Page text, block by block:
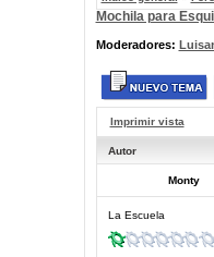
Mochila para
Moderadores:
Imprimir vista
Autor
Monty
La Escuela